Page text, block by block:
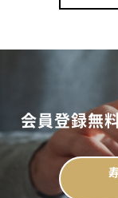
会員登録無